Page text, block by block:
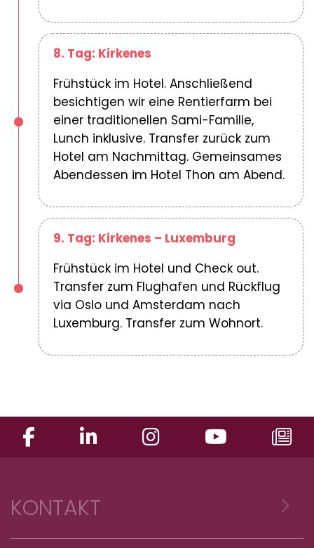
8. Tag: Kirkenes
Frühstück im Hotel. Anschließend
besichtigen wir eine Rentierfarm bei
einer traditionellen Sami-Familie,
Lunch inklusive. Transfer zurück zum
Hotel am Nachmittag. Gemeinsames
Abendessen im Hotel Thon am Abend.
9. Tag: Kirkenes – Luxemburg
Frühstück im Hotel und Check out.
Transfer zum Flughafen und Rückflug
via Oslo und Amsterdam nach
Luxemburg. Transfer zum Wohnort.
KONTAKT